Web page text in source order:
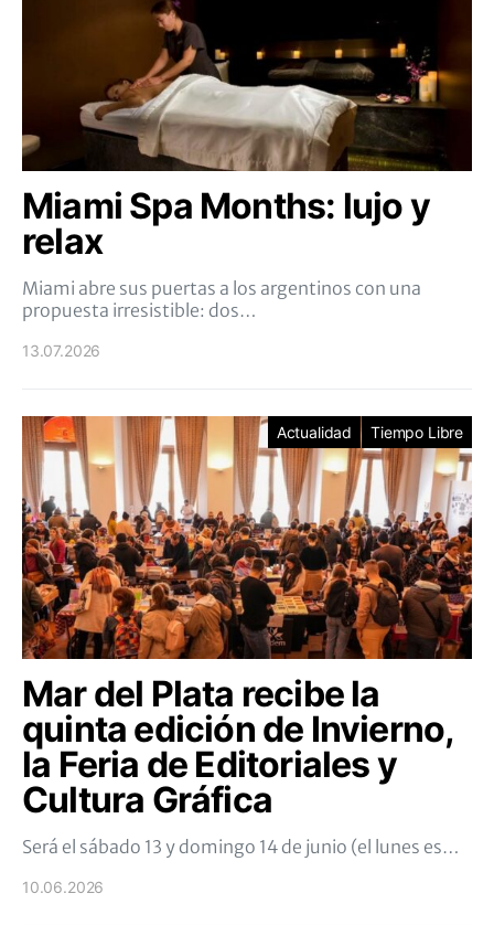
Miami Spa Months: lujo y
relax
Miami abre sus puertas a los argentinos con una
propuesta irresistible: dos…
13.07.2026
Actualidad Tiempo Libre
Mar del Plata recibe la
quinta edición de Invierno,
la Feria de Editoriales y
Cultura Gráfica
Será el sábado 13 y domingo 14 de junio (el lunes es…
10.06.2026